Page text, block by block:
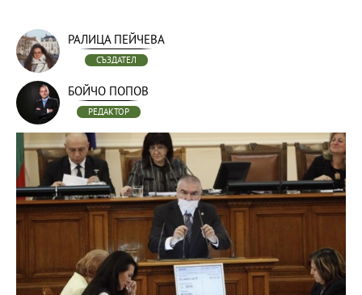
РАЛИЦА ПЕЙЧЕВА
СЪЗДАТЕЛ
БОЙЧО ПОПОВ
РЕДАКТОР